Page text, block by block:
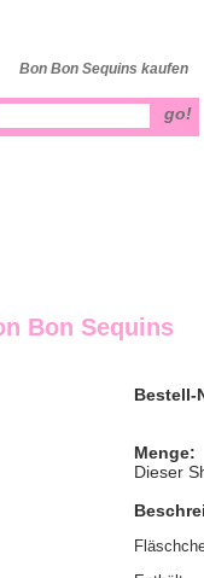
Bon Bon Sequins kaufen
Bon Sequins
Bestell-
Menge:
Dieser